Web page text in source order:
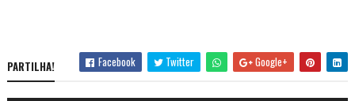
PARTILHA! Facebook Twitter Google+